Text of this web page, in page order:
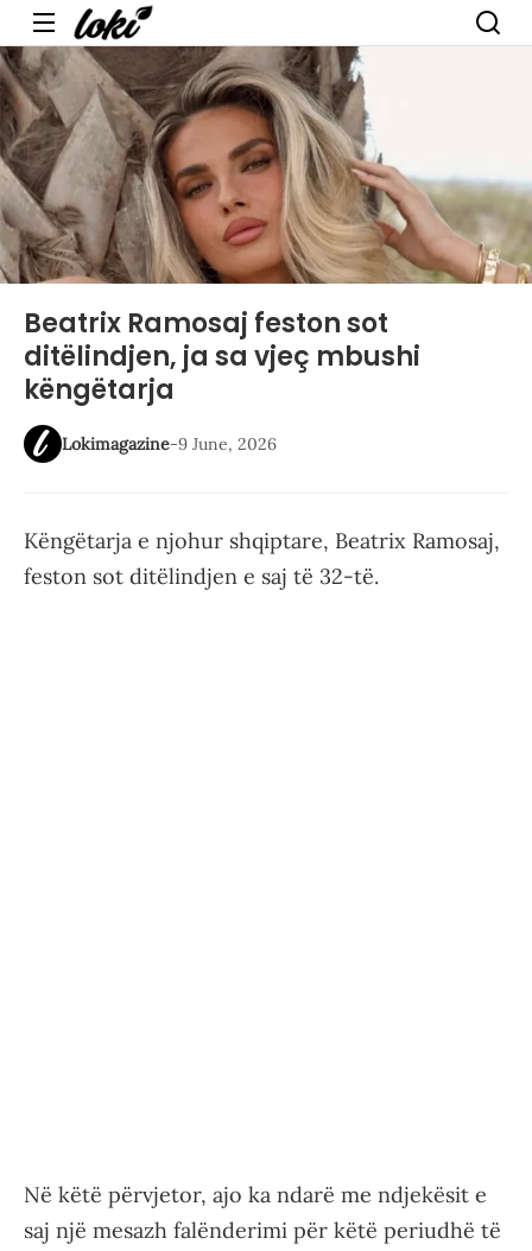
Menu
Beatrix Ramosaj feston sot
ditëlindjen, ja sa vjeç mbushi
këngëtarja
Lokimagazine-9 June, 2026
Këngëtarja e njohur shqiptare, Beatrix Ramosaj,
feston sot ditëlindjen e saj të 32-të.
Në këtë përvjetor, ajo ka ndarë me ndjekësit e
saj një mesazh falënderimi për këtë periudhë të